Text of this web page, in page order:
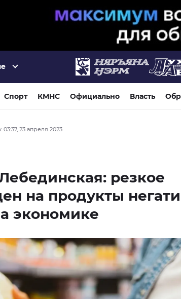
Спорт КМНС Официально Власть
03:37, 23 апреля 2023
резкое
на продукты
экономике